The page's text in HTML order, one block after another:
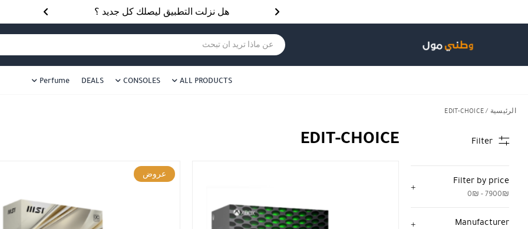
هل نزلت التطبيق ليصلك كل جديد ؟
عن ماذا تريد ان تبحث
ALL PRODUCTS
CONSOLES
DEALS
Perfume
الرئيسية / EDIT-CHOICE
Filter
Filter by price
0₪ - 7900₪
Manufacturer
EDIT-CHOICE
عروض